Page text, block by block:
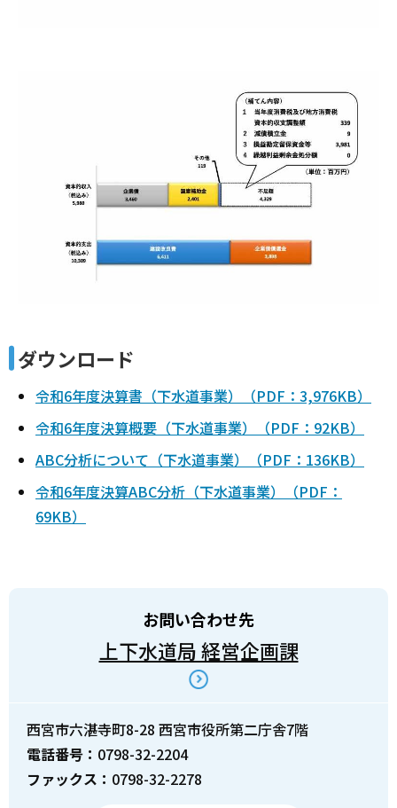
ダウンロード
令和6年度決算書（下水道事業）（PDF：3,976KB）
令和6年度決算概要（下水道事業）（PDF：92KB）
ABC分析について（下水道事業）（PDF：136KB）
令和6年度決算ABC分析（下水道事業）（PDF：
69KB）
お問い合わせ先
上下水道局 経営企画課
西宮市六湛寺町8-28 西宮市役所第二庁舎7階
電話番号： 0798-32-2204
ファックス： 0798-32-2278